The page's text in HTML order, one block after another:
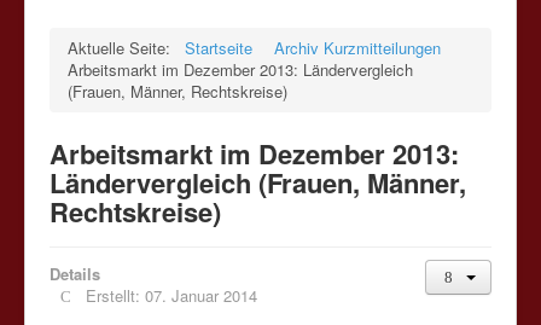
Aktuelle Seite: Startseite
Archiv Kurzmitteilungen
Arbeitsmarkt im Dezember 2013: Ländervergleich
(Frauen, Männer, Rechtskreise)
Arbeitsmarkt im Dezember 2013:
Ländervergleich (Frauen, Männer,
Rechtskreise)
Details
Erstellt: 07. Januar 2014